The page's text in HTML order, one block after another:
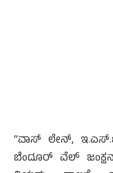
“ವಾಸ್ ಲೇನ್, ಇ.ಎಸ್.ಐ
ಬೆಂದೂರ್ ವೆಲ್